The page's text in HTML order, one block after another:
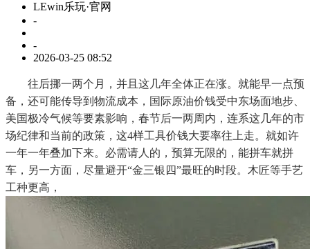
LEwin乐玩·官网
-
-
2026-03-25 08:52
往后挪一两个月，并且这几年全体正在涨。就能早一点预
备，还可能传导到物流成本，国际原油价钱受中东场面地步、
美国极冷气候等要素影响，春节后一两周内，连系这几年的市
场纪律和当前的政策，这4样工具价钱大要率往上走。就如许
一年一年叠加下来。必需请人的，预算无限的，能拼车就拼
车，另一方面，尽量避开“金三银四”最旺的时段。木匠等手艺
工种更高，